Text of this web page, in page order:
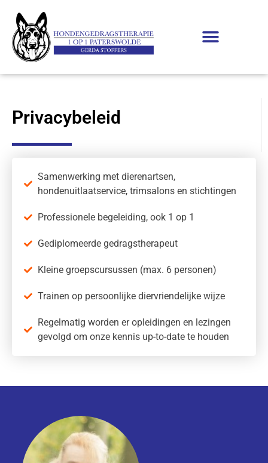
Privacybeleid
Samenwerking met dierenartsen,
hondenuitlaatservice, trimsalons en stichtingen
Professionele begeleiding, ook 1 op 1
Gediplomeerde gedragstherapeut
Kleine groepscursussen (max. 6 personen)
Trainen op persoonlijke diervriendelijke wijze
Regelmatig worden er opleidingen en lezingen
gevolgd om onze kennis up-to-date te houden